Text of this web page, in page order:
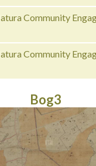
Community
Community
Bog3